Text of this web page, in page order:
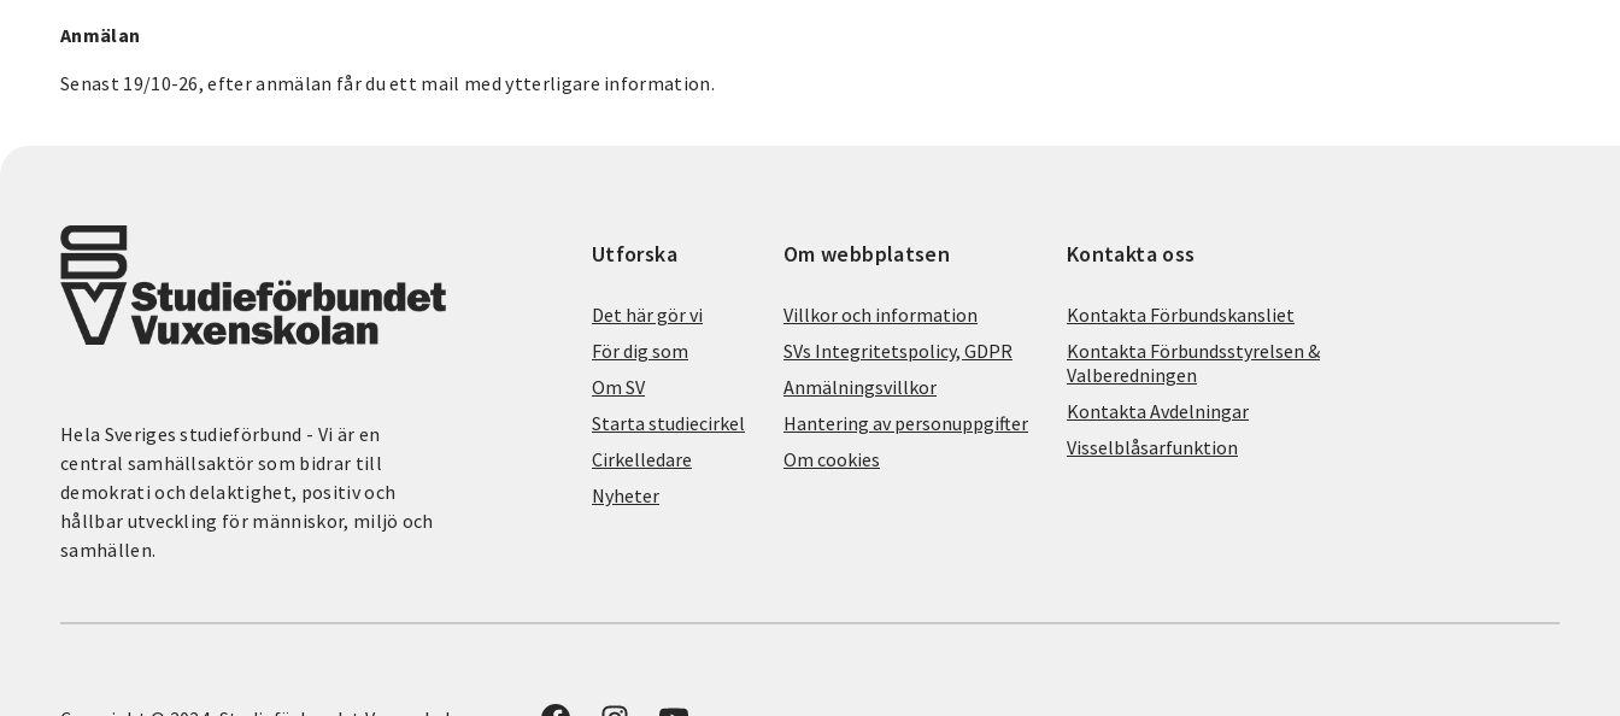
Anmälan
Senast 19/10-26, efter anmälan får du ett mail med ytterligare information.
Hela Sveriges studieförbund - Vi är en
central samhällsaktör som bidrar till
demokrati och delaktighet, positiv och
hållbar utveckling för människor, miljö och
samhällen.
Utforska
Det här gör vi
För dig som
Om SV
Starta studiecirkel
Cirkelledare
Nyheter
Om webbplatsen
Villkor och information
SVs Integritetspolicy, GDPR
Anmälningsvillkor
Hantering av personuppgifter
Om cookies
Kontakta oss
Kontakta Förbundskansliet
Kontakta Förbundsstyrelsen &
Valberedningen
Kontakta Avdelningar
Visselblåsarfunktion